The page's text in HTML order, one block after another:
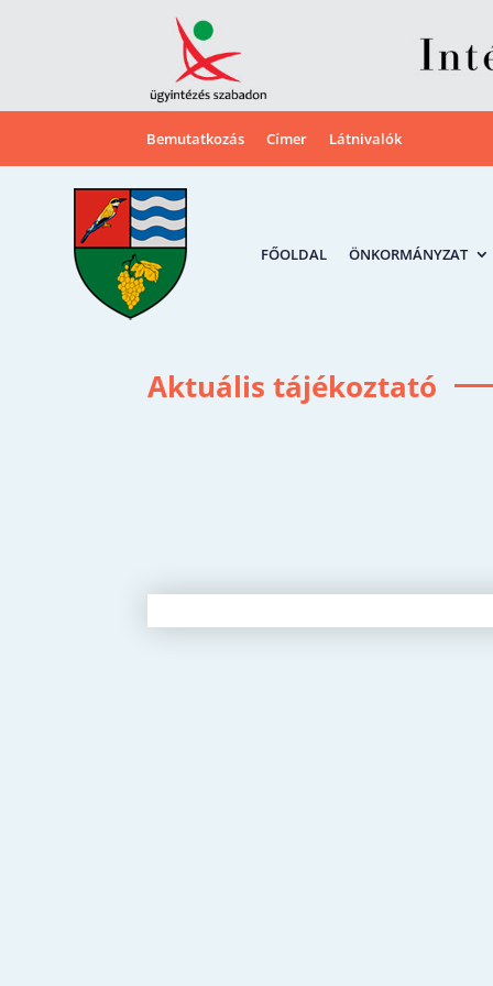
Bemutatkozás Címer Látnivalók
FŐOLDAL ÖNKORMÁNYZAT
Aktuális tájékoztató